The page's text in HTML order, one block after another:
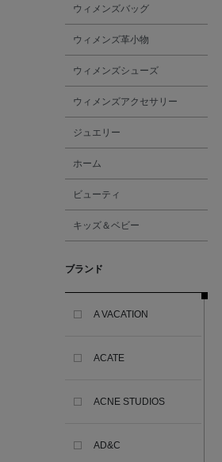
ウィメンズバッグ
ウィメンズ革小物
ウィメンズシューズ
ウィメンズアクセサリー
ジュエリー
ホーム
ビューティ
キッズ＆ベビー
ブランド
A VACATION
ACATE
ACNE STUDIOS
AD&C